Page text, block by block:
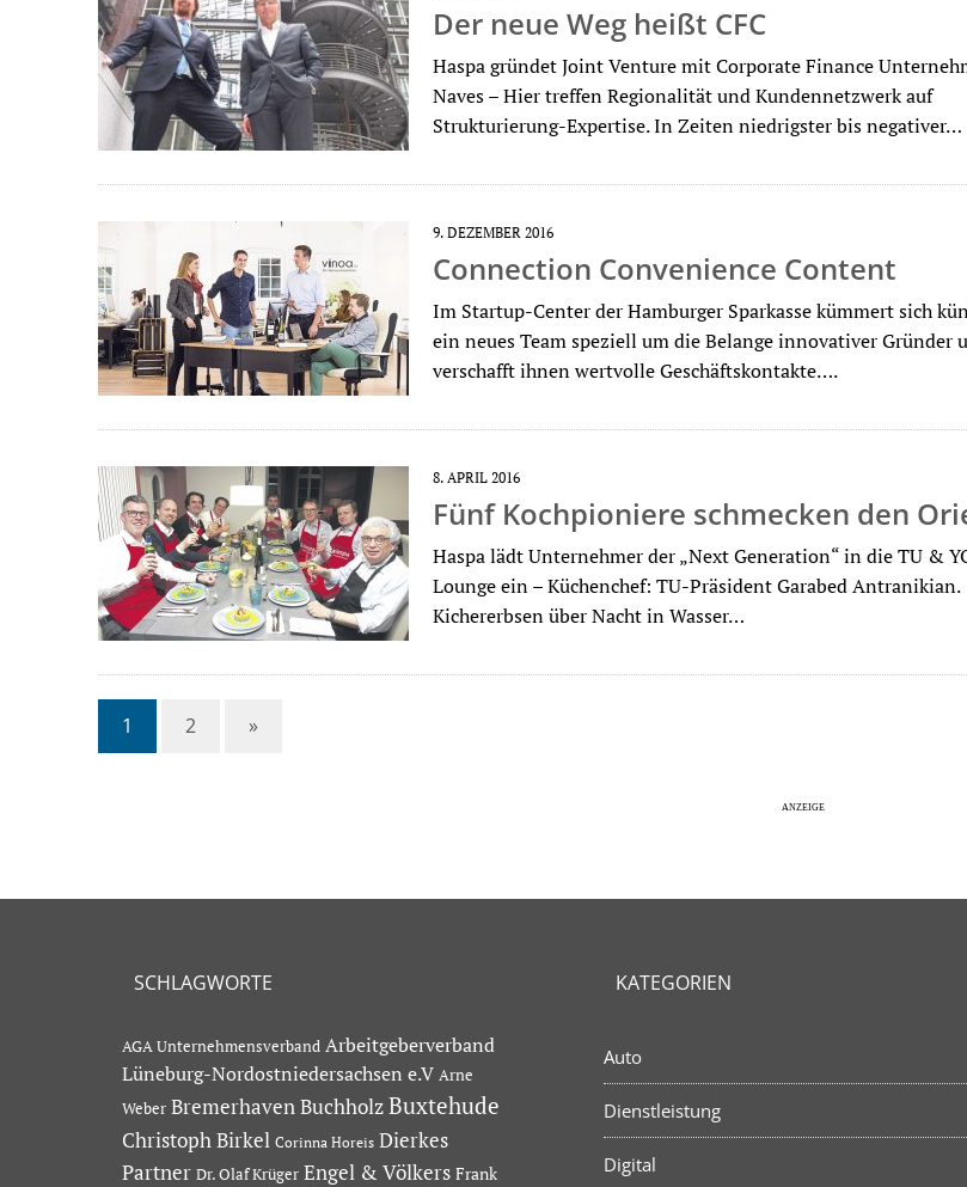
Der neue Weg heißt CFC
Haspa gründet Joint Venture mit Corporate Finance
Naves – Hier treffen Regionalität und Kundennetzwerk auf
Strukturierung-Expertise. In Zeiten niedrigster bis negativer…
9. DEZEMBER 2016
Connection Convenience Content
Im Startup-Center der Hamburger Sparkasse kümmert sich
ein neues Team speziell um die Belange innovativer Gründer
verschafft ihnen wertvolle Geschäftskontakte….
8. APRIL 2016
Fünf Kochpioniere schmecken den
Haspa lädt Unternehmer der „Next Generation“ in die TU &
Lounge ein – Küchenchef: TU-Präsident Garabed Antranikian.
Kichererbsen über Nacht in Wasser…
1 2 »
SCHLAGWORTE
AGA Unternehmensverband Arbeitgeberverband
Lüneburg-Nordostniedersachsen e.V Arne
Weber BremerhavenBuchholzBuxtehude
Christoph Birkel Corinna Horeis Dierkes
Partner Dr. Olaf Krüger Engel & Völkers Frank
KATEGORIEN
Auto
Dienstleistung
Digital